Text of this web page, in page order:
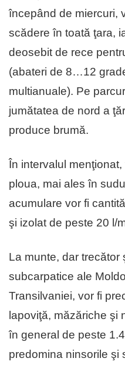
începând de miercuri,
scădere în toată ţara,
deosebit de rece
(abateri de 8…12
multianuale). Pe
jumătatea de nord a
produce brumă.
În intervalul
ploua, mai ales în
acumulare vor fi
şi izolat de peste 20 l/
La munte, dar trecător
subcarpatice ale
Transilvaniei, vor fi
lapoviţă, măzăriche şi
în general de peste
predomina ninsorile şi